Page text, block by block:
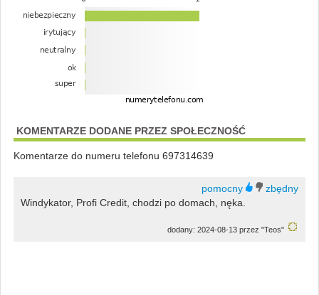
KOMENTARZE DODANE PRZEZ SPOŁECZNOŚĆ
Komentarze do numeru telefonu 697314639
Windykator, Profi Credit, chodzi po domach, nęka.
dodany: 2024-08-13 przez "Teos"